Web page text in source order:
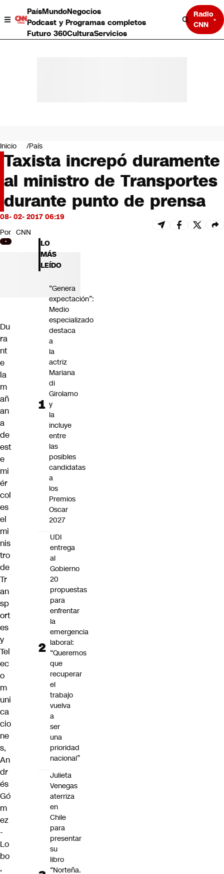
PaísMundoNegocios
Podcast y Programas completos
Futuro 360CulturaServicios
Radio
CNN
Negocios
Deportes
Programas completos
Cultura
Servicios
Bits
CNN tiempo
Futuro 360
Opinión
Inicio País
Taxista increpó duramente
al ministro de Transportes
durante punto de prensa
08- 02- 2017 06:19
Por CNN
Du
ra
nt
e
la
m
añ
an
a
de
est
e
mi
ér
col
es
el
mi
nis
tro
de
Tr
an
sp
ort
es
y
Tel
ec
o
m
uni
ca
cio
ne
s,
An
dr
és
Gó
m
ez
-
Lo
bo
,
LO
MÁS
LEÍDO
“Genera
expectación”:
Medio
especializado
destaca
a
la
actriz
Mariana
di
Girolamo
y
la
incluye
entre
las
posibles
candidatas
a
los
Premios
Oscar
2027
UDI
entrega
al
Gobierno
20
propuestas
para
enfrentar
la
emergencia
laboral:
“Queremos
que
recuperar
el
trabajo
vuelva
a
ser
una
prioridad
nacional”
Julieta
Venegas
aterriza
en
Chile
para
presentar
su
libro
“Norteña.